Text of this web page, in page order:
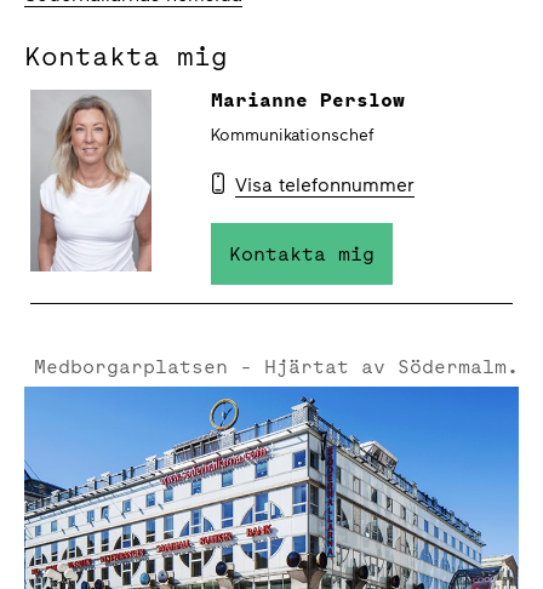
Kontakta mig
Marianne Perslow
Kommunikationschef
Visa telefonnummer
Kontakta mig
Medborgarplatsen - Hjärtat av Södermalm.
Medborgarplatsen - Hjärtat av Södermalm.